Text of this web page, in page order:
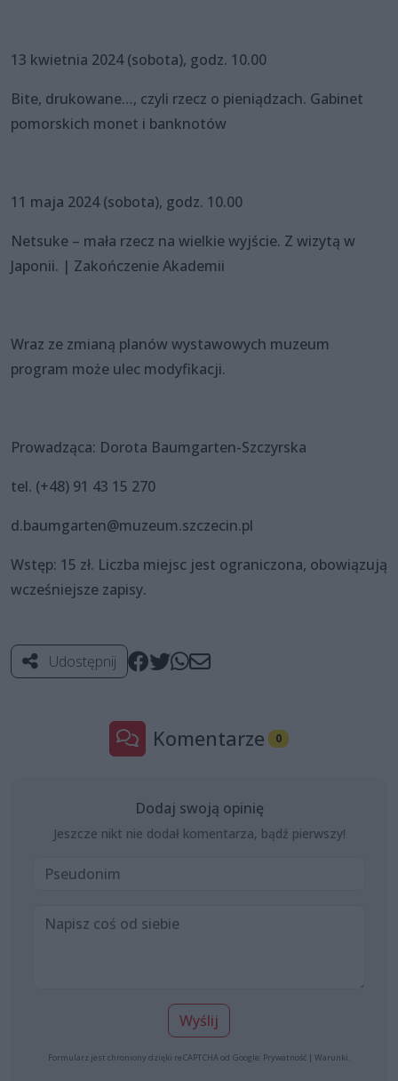
13 kwietnia 2024 (sobota), godz. 10.00
Bite, drukowane…, czyli rzecz o pieniądzach. Gabinet
pomorskich monet i banknotów
11 maja 2024 (sobota), godz. 10.00
Netsuke – mała rzecz na wielkie wyjście. Z wizytą w
Japonii. | Zakończenie Akademii
Wraz ze zmianą planów wystawowych muzeum
program może ulec modyfikacji.
Prowadząca: Dorota Baumgarten-Szczyrska
tel. (+48) 91 43 15 270
d.baumgarten@muzeum.szczecin.pl
Wstęp: 15 zł. Liczba miejsc jest ograniczona, obowiązują
wcześniejsze zapisy.
Udostępnij
Komentarze 0
Dodaj swoją opinię
Jeszcze nikt nie dodał komentarza, bądź pierwszy!
Wyślij
Formularz jest chroniony dzięki reCAPTCHA od Google: Prywatność | Warunki